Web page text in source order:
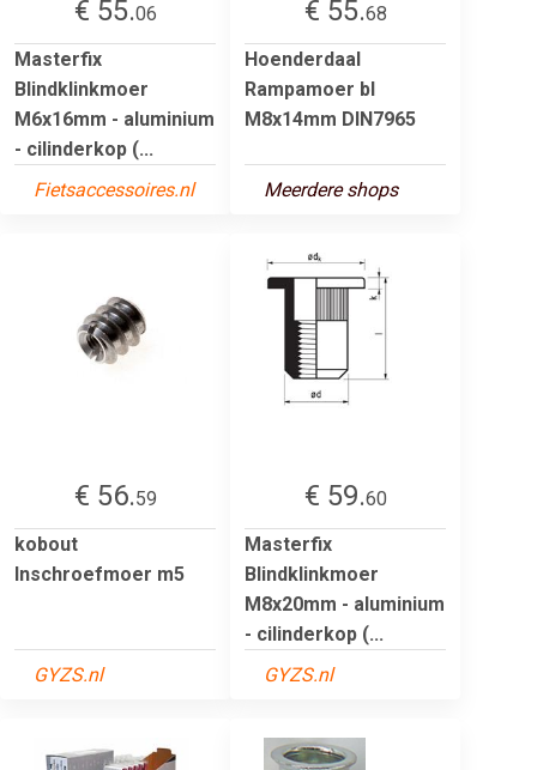
€ 55.06
Masterfix
Blindklinkmoer
M6x16mm - aluminium
- cilinderkop (...
Fietsaccessoires.nl
€ 55.68
Hoenderdaal
Rampamoer bl
M8x14mm DIN7965
Meerdere shops
€ 56.59
kobout
Inschroefmoer m5
GYZS.nl
€ 59.60
Masterfix
Blindklinkmoer
M8x20mm - aluminium
- cilinderkop (...
GYZS.nl